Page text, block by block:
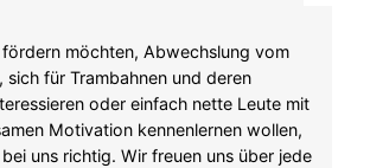
fördern möchten, Abwechslung vom
sich für Trambahnen und deren
oder einfach nette Leute mit
Motivation kennenlernen wollen,
uns richtig. Wir freuen uns über jede